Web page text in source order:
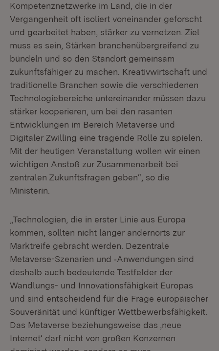
Kompetenznetzwerke im Land, die in der
Vergangenheit oft isoliert voneinander geforscht
und gearbeitet haben, stärker zu vernetzen. Ziel
muss es sein, Stärken branchenübergreifend zu
bündeln und so den Standort gemeinsam
zukunftsfähiger zu machen. Kreativwirtschaft und
traditionelle Branchen sowie die verschiedenen
Technologiebereiche untereinander müssen dazu
stärker kooperieren, um bei den rasanten
Entwicklungen im Bereich Metaverse und
Digitaler Zwilling eine tragende Rolle zu spielen.
Mit der heutigen Veranstaltung wollen wir einen
wichtigen Anstoß zur Zusammenarbeit bei
zentralen Zukunftsfragen geben“, so die
Ministerin.
„Technologien, die in erster Linie aus Europa
kommen, sollten nicht länger andernorts zur
Marktreife gebracht werden. Dezentrale
Metaverse-Szenarien und ‑Anwendungen sind
deshalb auch bedeutende Testfelder der
Wandlungs- und Innovationsfähigkeit Europas
und sind entscheidend für die Frage europäischer
Souveränität und künftiger Wettbewerbsfähigkeit.
Das Metaverse beziehungsweise das ‚neue
Internet‘ darf nicht von großen Konzernen